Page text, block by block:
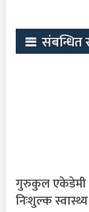
संबन्धित
गुरुकुल एकेडेमी
निःशुल्क